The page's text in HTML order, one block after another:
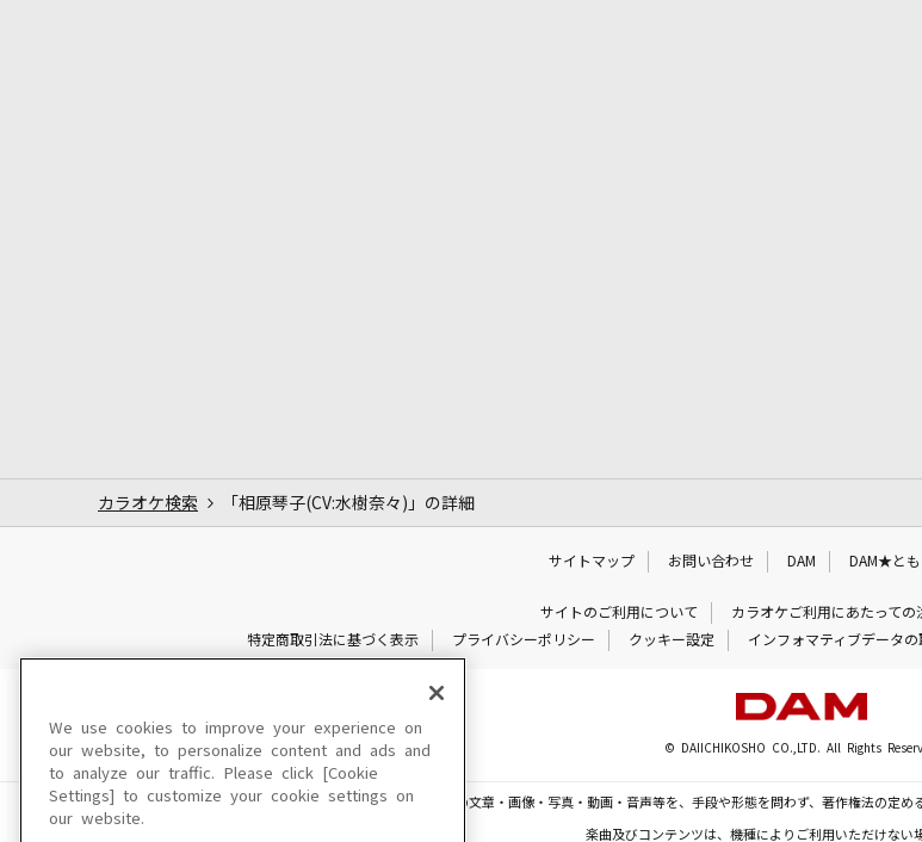
カラオケ検索 「相原琴子(CV:水樹奈々)」の詳細
サイトマップ お問い合わせ DAM DAM★とも
サイトのご利用について カラオケご利用にあたっての
特定商取引法に基づく表示
プライバシーポリシー クッキー設定 インフォマティブデータ
© DAIICHIKOSHO CO.,LTD. All Rights
このサイトに掲載されている一切の文章・画像・写真・動画・音声等を、手段や形態を問わず、著作権法の定
楽曲及びコンテンツは、機種によりご利用いただけない
We use cookies to improve your experience on
our website, to personalize content and ads and
to analyze our traffic. Please click [Cookie
Settings] to customize your cookie settings on
our website.